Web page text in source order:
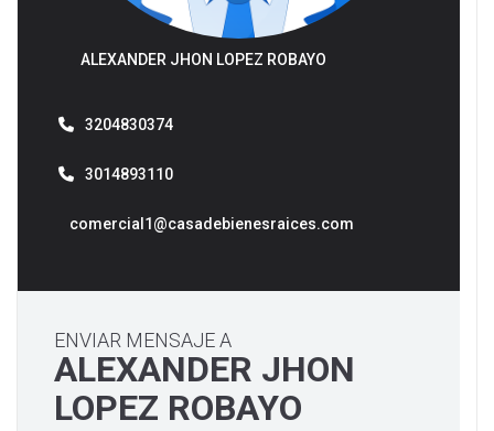
ALEXANDER JHON LOPEZ ROBAYO
3204830374
3014893110
comercial1@casadebienesraices.com
ENVIAR MENSAJE A
ALEXANDER JHON
LOPEZ ROBAYO